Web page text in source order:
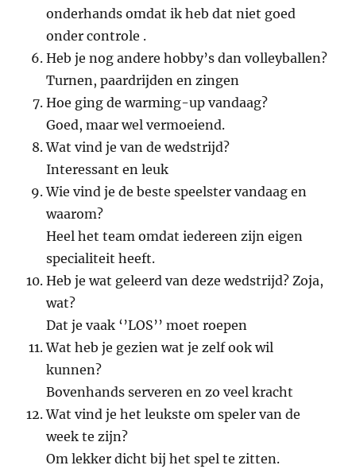
onderhands omdat ik heb dat niet goed
onder controle .
Heb je nog andere hobby’s dan volleyballen?
Turnen, paardrijden en zingen
Hoe ging de warming-up vandaag?
Goed, maar wel vermoeiend.
Wat vind je van de wedstrijd?
Interessant en leuk
Wie vind je de beste speelster vandaag en
waarom?
Heel het team omdat iedereen zijn eigen
specialiteit heeft.
Heb je wat geleerd van deze wedstrijd? Zoja,
wat?
Dat je vaak ‘’LOS’’ moet roepen
Wat heb je gezien wat je zelf ook wil
kunnen?
Bovenhands serveren en zo veel kracht
Wat vind je het leukste om speler van de
week te zijn?
Om lekker dicht bij het spel te zitten.